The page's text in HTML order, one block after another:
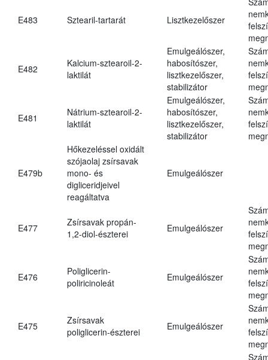
E483 Sztearil-tartarát Lisztkezelőszer
E482
Kalcium-sztearoil-2-
laktilát
Emulgeálószer,
habosítószer,
lisztkezelőszer,
stabilizátor
E481
Nátrium-sztearoil-2-
laktilát
Emulgeálószer,
habosítószer,
lisztkezelőszer,
stabilizátor
E479b
Hőkezeléssel oxidált
szójaolaj zsírsavak
mono- és
digliceridjeivel
reagáltatva
Emulgeálószer
E477
Zsírsavak propán-
1,2-diol-észterei
Emulgeálószer
E476
Poliglicerin-
poliricinoleát
Emulgeálószer
E475
Zsírsavak
poliglicerin-észterei
Emulgeálószer